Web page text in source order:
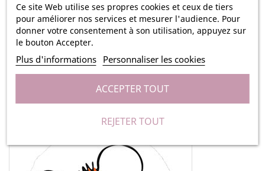
Ce site Web utilise ses propres cookies et ceux de tiers
pour améliorer nos services et mesurer l'audience. Pour
donner votre consentement à son utilisation, appuyez sur
le bouton Accepter.
Plus d'informations Personnaliser les cookies
REJETER TOUT
ACCEPTER TOUT
Dominos, c'est le jeu qui permet de rassembler toutes les
générations. Les pièces se trouvent dans une élégante
boîte en bois coulissante, ce jeu est à la fois pratique et
esthétique. La boîte en bois coulissante protégera votre